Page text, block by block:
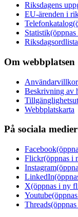
Riksdagens
EU-ärenden i
Telefonkatalog
Statistik
Riksdagsordlista
Om webbplatsen
Användarvillkor
Beskrivning av
Webbplatskarta
På sociala medier
Facebook
Flickr(öppnas i
Instagram
LinkedIn
X(öppnas i ny
Youtube
Threads